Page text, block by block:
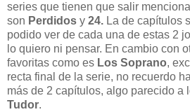
series que tienen que salir
son Perdidos y 24. La de capítulos
podido ver de cada una de estas 2
lo quiero ni pensar. En cambio con
favoritas como es Los Soprano,
recta final de la serie, no recuerdo
más de 2 capítulos, algo parecido a
Tudor.